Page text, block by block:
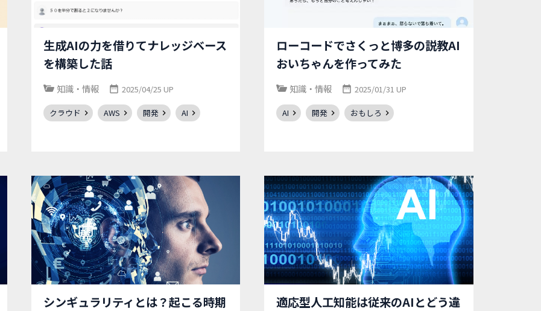
生成AIの力を借りてナレッジベース
を構築した話
知識・情報 2025/04/25 UP
クラウド AWS 開発 AI
ローコードでさくっと博多の説教AI
おいちゃんを作ってみた
知識・情報 2025/01/31 UP
AI 開発 おもしろ
シンギュラリティとは？起こる時期
適応型人工知能は従来のAIとどう違